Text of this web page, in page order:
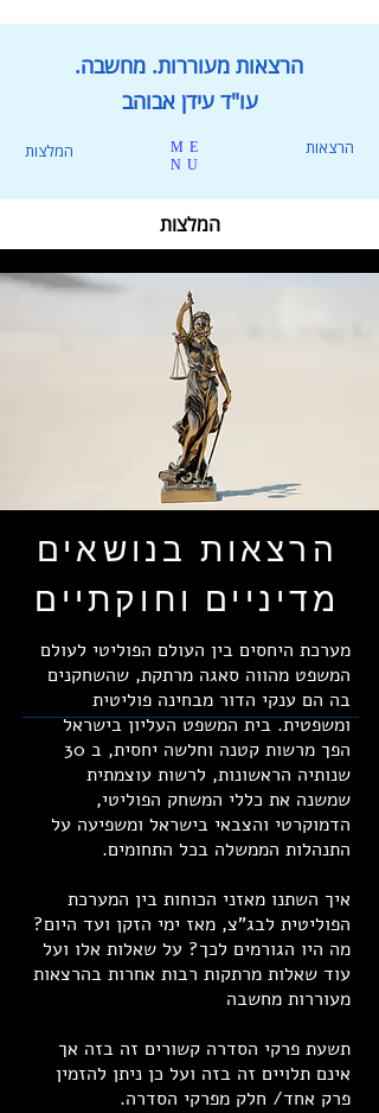
הרצאות מעוררות. מחשבה.
עו"ד עידן אבוהב
המלצות
ME
NU
הרצאות
המלצות
הרצאות בנושאים
מדיניים וחוקתיים
מערכת היחסים בין העולם הפוליטי לעולם
המשפט מהווה סאגה מרתקת, שהשחקנים
בה הם ענקי הדור מבחינה פוליטית
ומשפטית. בית המשפט העליון בישראל
הפך מרשות קטנה וחלשה יחסית, ב 30
שנותיה הראשונות, לרשות עוצמתית
שמשנה את כללי המשחק הפוליטי,
הדמוקרטי והצבאי בישראל ומשפיעה על
התנהלות הממשלה בכל התחומים.
איך השתנו מאזני הכוחות בין המערכת
הפוליטית לבג"צ, מאז ימי הזקן ועד היום?
מה היו הגורמים לכך? על שאלות אלו ועל
עוד שאלות מרתקות רבות אחרות בהרצאות
מעוררות מחשבה
תשעת פרקי הסדרה קשורים זה בזה אך
אינם תלויים זה בזה ועל כן ניתן להזמין
פרק אחד/ חלק מפרקי הסדרה.